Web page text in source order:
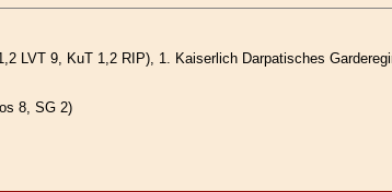
LVT 9, KuT 1,2 RIP), 1. Kaiserlich Darpatisches
8, SG 2)